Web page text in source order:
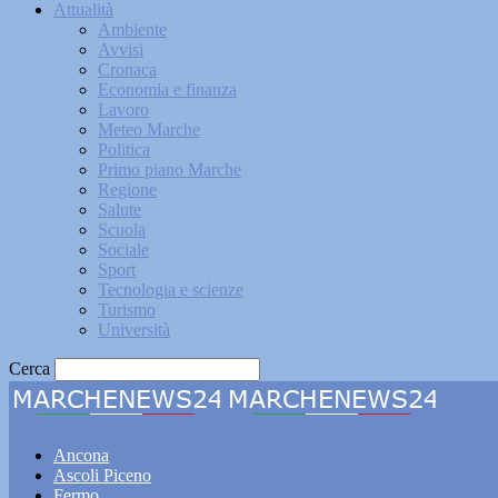
Attualità
Ambiente
Avvisi
Cronaca
Economia e finanza
Lavoro
Meteo Marche
Politica
Primo piano Marche
Regione
Salute
Scuola
Sociale
Sport
Tecnologia e scienze
Turismo
Università
Cerca
Ancona
Ascoli Piceno